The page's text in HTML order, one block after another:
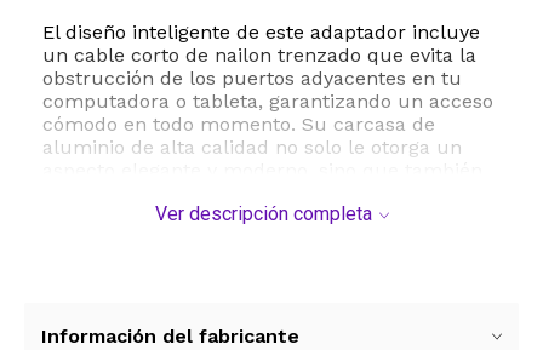
El diseño inteligente de este adaptador incluye
un cable corto de nailon trenzado que evita la
obstrucción de los puertos adyacentes en tu
computadora o tableta, garantizando un acceso
cómodo en todo momento. Su carcasa de
aluminio de alta calidad no solo le otorga un
un rendimiento estable y una vida útil
cualquier lugar.
Ver descripción completa
Información del fabricante